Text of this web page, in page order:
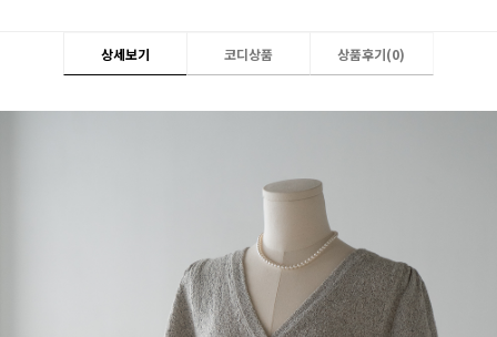
상세보기 코디상품 상품후기(0)